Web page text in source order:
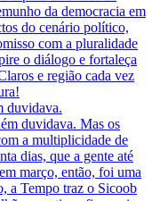
duvidava.